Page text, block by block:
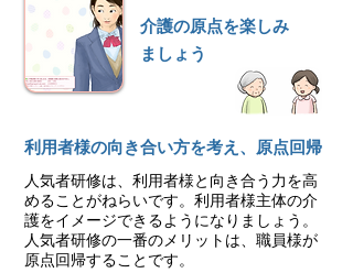
介護の原点を楽しみ
ましょう
利用者様の向き合い方を考え、原点回帰
人気者研修は、利用者様と向き合う力を高
めることがねらいです。利用者様主体の介
護をイメージできるようになりましょう。
人気者研修の⼀番のメリットは、職員様が
原点回帰することです。